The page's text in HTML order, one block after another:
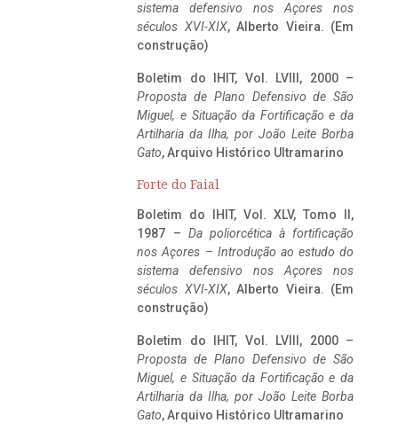
sistema defensivo nos Açores nos
séculos XVI-XIX, Alberto Vieira. (Em
construção)
Boletim do IHIT, Vol. LVIII, 2000 –
Proposta de Plano Defensivo de São
Miguel, e Situação da Fortificação e da
Artilharia da Ilha, por João Leite Borba
Gato, Arquivo Histórico Ultramarino
Forte do Faial
Boletim do IHIT, Vol. XLV, Tomo II,
1987 – Da poliorcética à fortificação
nos Açores – Introdução ao estudo do
sistema defensivo nos Açores nos
séculos XVI-XIX, Alberto Vieira. (Em
construção)
Boletim do IHIT, Vol. LVIII, 2000 –
Proposta de Plano Defensivo de São
Miguel, e Situação da Fortificação e da
Artilharia da Ilha, por João Leite Borba
Gato, Arquivo Histórico Ultramarino